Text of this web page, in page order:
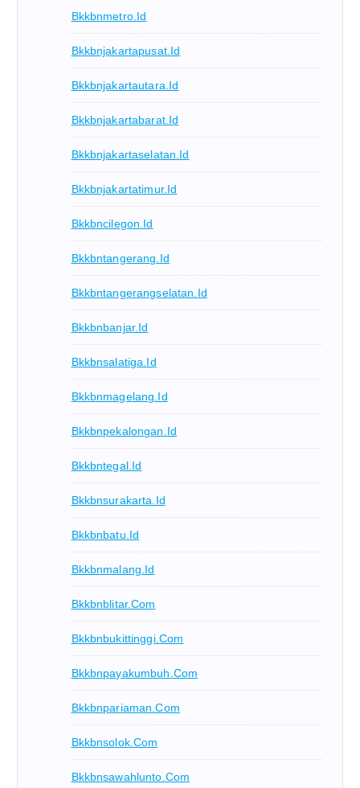
Bkkbnmetro.id
Bkkbnjakartapusat.id
Bkkbnjakartautara.id
Bkkbnjakartabarat.id
Bkkbnjakartaselatan.id
Bkkbnjakartatimur.id
Bkkbncilegon.id
Bkkbntangerang.id
Bkkbntangerangselatan.id
Bkkbnbanjar.id
Bkkbnsalatiga.id
Bkkbnmagelang.id
Bkkbnpekalongan.id
Bkkbntegal.id
Bkkbnsurakarta.id
Bkkbnbatu.id
Bkkbnmalang.id
Bkkbnblitar.com
Bkkbnbukittinggi.com
Bkkbnpayakumbuh.com
Bkkbnpariaman.com
Bkkbnsolok.com
Bkkbnsawahlunto.com